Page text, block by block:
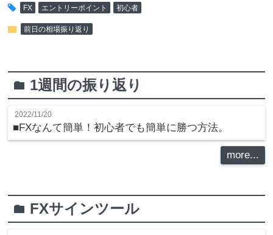
tag FX エントリーポイント 初心者
folder 前日の相場振り返り
folder 1週間の振り返り
2022/11/20
■FXなんて簡単！初心者でも簡単に勝つ方法。
more...
folder FXサインツール